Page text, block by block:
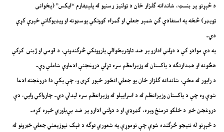
د څېړنو پر بنسټ، شاندانه ګلزار خان د ټولنیز رسنیو له پلېټفارم “ایکس” (پخوانی
ټویټر) څخه په استفادې ګڼ شمېر جعلي او ګمراه کوونکي پوسټونه او ویډیوګانې خپرې کړې
دي۔
په دې موادو کې د دولتي ادارو پر ضد تاوتریخوالې پاروونکي څرګندونې، د قومي او ژبنۍ کرکې
هڅونه او همدارنګه د پاکستان له وزیراعظم سره تړلې دروغجنې ادعاوې شاملې وې۔
د راپور له مخې، شاندانه ګلزار خان یو جعلي انځور خپور کړی و، چې پکې دا دروغجنه ادعا
شوې وه چې د پاکستان وزیراعظم له د اسراییلو له وزیراعظم سره لیدلي دي۔ چارواکي وایي، دې
دروغجن خبر د خلکو ترمنځ ویره، ګډوډي او د دولتي ادارو پر ضد بې‌باوري خپره کړه۔
د څېړنو له نتیجو څرګنده شوې چې نوموړې په شعوري توګه د فېک نیوزیعني جعلي خبرونو له